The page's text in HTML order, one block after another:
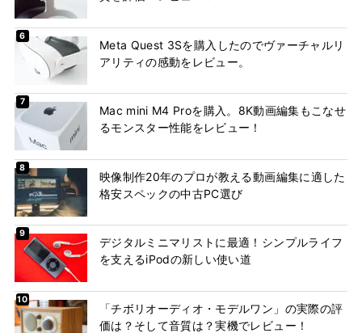
Meta Quest 3Sを購入したのでヴァーチャルリ
アリティの感動をレビュー。
Mac mini M4 Proを購入。8K動画編集もこなせ
るモンスター性能をレビュー！
映像制作20年のプロが教える動画編集に適した
格安スペックの中古PC選び
デジタルミニマリストに最適！シンプルライフ
を支えるiPodの新しい使い道
「チボリオーディオ・モデルワン」の実際の評
価は？そして音質は？実機でレビュー！